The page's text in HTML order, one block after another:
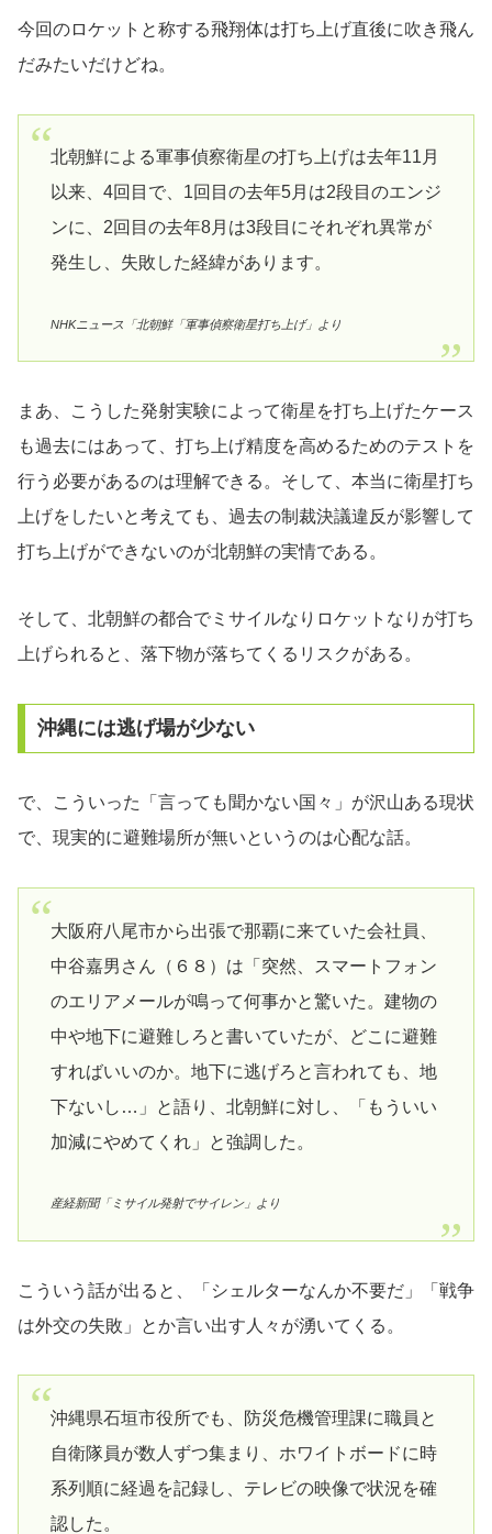
今回のロケットと称する飛翔体は打ち上げ直後に吹き飛ん
だみたいだけどね。
北朝鮮による軍事偵察衛星の打ち上げは去年11月
以来、4回目で、1回目の去年5月は2段目のエンジ
ンに、2回目の去年8月は3段目にそれぞれ異常が
発生し、失敗した経緯があります。
NHKニュース「北朝鮮「軍事偵察衛星打ち上げ」より
まあ、こうした発射実験によって衛星を打ち上げたケース
も過去にはあって、打ち上げ精度を高めるためのテストを
行う必要があるのは理解できる。そして、本当に衛星打ち
上げをしたいと考えても、過去の制裁決議違反が影響して
打ち上げができないのが北朝鮮の実情である。
そして、北朝鮮の都合でミサイルなりロケットなりが打ち
上げられると、落下物が落ちてくるリスクがある。
沖縄には逃げ場が少ない
で、こういった「言っても聞かない国々」が沢山ある現状
で、現実的に避難場所が無いというのは心配な話。
大阪府八尾市から出張で那覇に来ていた会社員、
中谷嘉男さん（６８）は「突然、スマートフォン
のエリアメールが鳴って何事かと驚いた。建物の
中や地下に避難しろと書いていたが、どこに避難
すればいいのか。地下に逃げろと言われても、地
下ないし…」と語り、北朝鮮に対し、「もういい
加減にやめてくれ」と強調した。
産経新聞「ミサイル発射でサイレン」より
こういう話が出ると、「シェルターなんか不要だ」「戦争
は外交の失敗」とか言い出す人々が湧いてくる。
沖縄県石垣市役所でも、防災危機管理課に職員と
自衛隊員が数人ずつ集まり、ホワイトボードに時
系列順に経過を記録し、テレビの映像で状況を確
認した。